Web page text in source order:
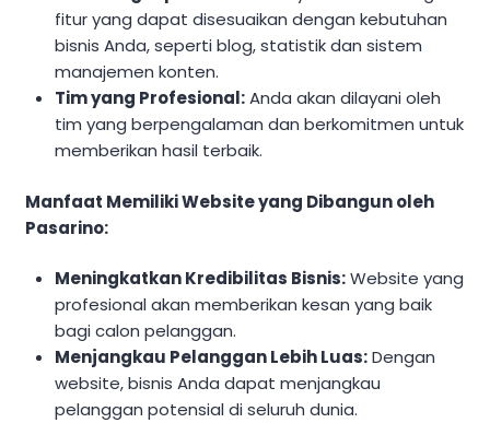
fitur yang dapat disesuaikan dengan kebutuhan
bisnis Anda, seperti blog, statistik dan sistem
manajemen konten.
Tim yang Profesional:Anda akan dilayani oleh
tim yang berpengalaman dan berkomitmen untuk
memberikan hasil terbaik.
Manfaat Memiliki Website yang Dibangun oleh
Pasarino:
Meningkatkan Kredibilitas Bisnis:Website yang
profesional akan memberikan kesan yang baik
bagi calon pelanggan.
Menjangkau Pelanggan Lebih Luas:Dengan
website, bisnis Anda dapat menjangkau
pelanggan potensial di seluruh dunia.